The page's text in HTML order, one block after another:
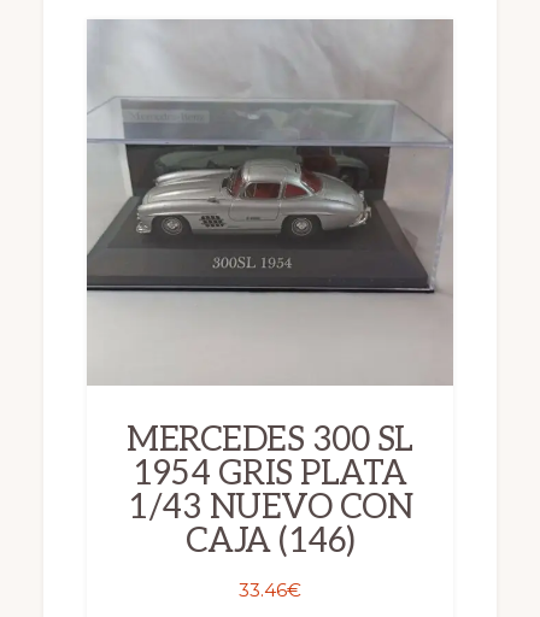
MERCEDES 300 SL
1954 GRIS PLATA
1/43 NUEVO CON
CAJA (146)
33.46€